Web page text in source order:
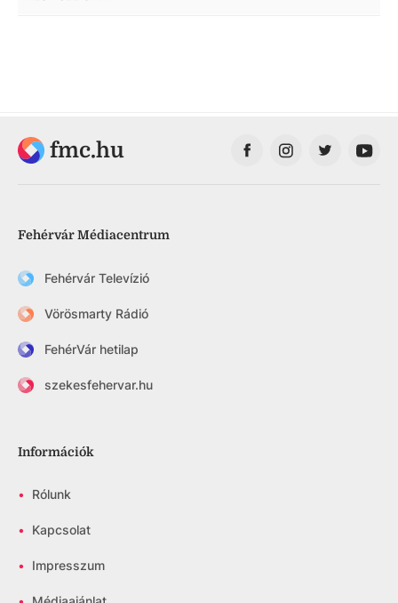
fmc.hu
Fehérvár Médiacentrum
Fehérvár Televízió
Vörösmarty Rádió
FehérVár hetilap
szekesfehervar.hu
Információk
• Rólunk
• Kapcsolat
• Impresszum